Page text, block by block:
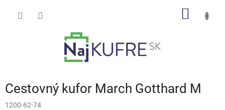
Cestovný kufor March Gotthard M
1200-62-74